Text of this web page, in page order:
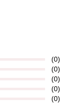
(0)
(0)
(0)
(0)
(0)